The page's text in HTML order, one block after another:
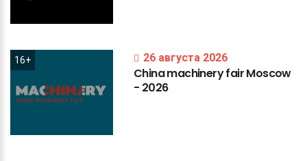
16+ 26 августа 2026
ChinamachineryfairMoscow
- 2026